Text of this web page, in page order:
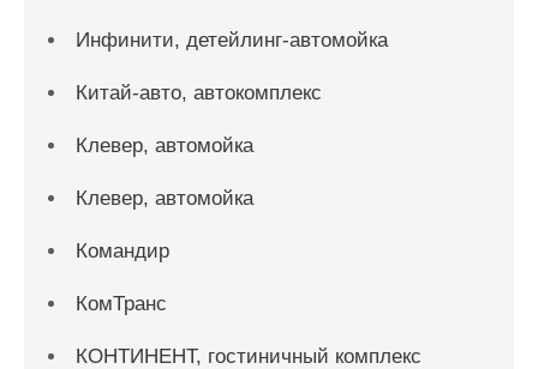
Инфинити, детейлинг-автомойка
Китай-авто, автокомплекс
Клевер, автомойка
Клевер, автомойка
Командир
КомТранс
КОНТИНЕНТ, гостиничный комплекс